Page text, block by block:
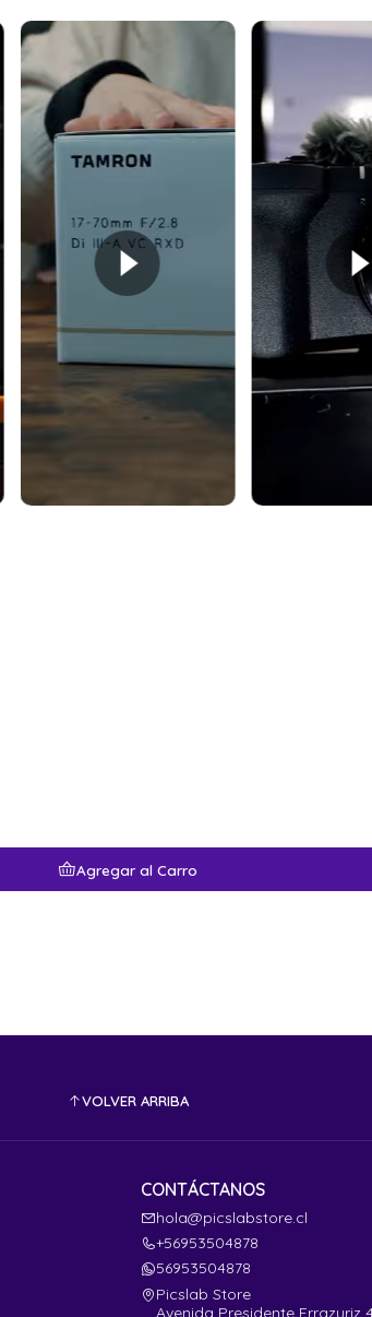
Agregar al Carro
VOLVER ARRIBA
CONTÁCTANOS
hola@picslabstore.cl
+56953504878
56953504878
Picslab Store
Avenida Presidente Errazuriz